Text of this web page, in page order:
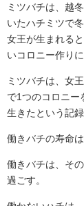
ミツバチは、越
いたハチミツで
女王が生まれる
いコロニー作り
ミツバチは、女
で1つのコロニー
生きたという記録
働きバチの寿命
働きバチは、そ
過ごす。